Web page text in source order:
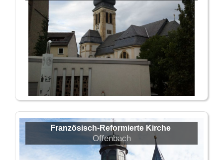
Französisch-Reformierte Kirche
Offenbach